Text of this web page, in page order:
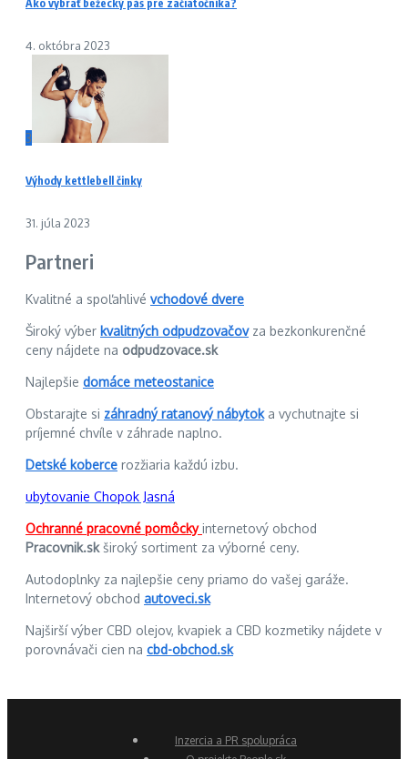
Ako vybrať bežecký pás pre začiatočníka?
4. októbra 2023
3
Výhody kettlebell činky
31. júla 2023
Partneri
Kvalitné a spoľahlivé vchodové dvere
Široký výber kvalitných odpudzovačovza bezkonkurenčné
ceny nájdete na odpudzovace.sk
Najlepšie domáce meteostanice
Obstarajte si záhradný ratanový nábytoka vychutnajte si
príjemné chvíle v záhrade naplno.
Detské koberce rozžiaria každú izbu.
ubytovanie Chopok Jasná
Ochranné pracovné pomôckyinternetový obchod
Pracovnik.skširoký sortiment za výborné ceny.
Autodoplnky za najlepšie ceny priamo do vašej garáže.
Internetový obchod autoveci.sk
Najširší výber CBD olejov, kvapiek a CBD kozmetiky nájdete v
porovnávači cien na cbd-obchod.sk
Inzercia a PR spolupráca